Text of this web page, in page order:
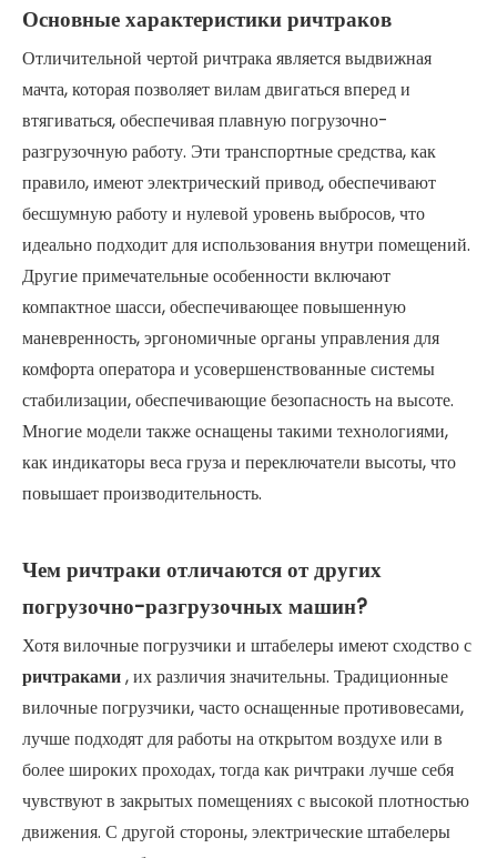
Основные характеристики ричтраков
Отличительной чертой ричтрака является выдвижная
мачта, которая позволяет вилам двигаться вперед и
втягиваться, обеспечивая плавную погрузочно-
разгрузочную работу. Эти транспортные средства, как
правило, имеют электрический привод, обеспечивают
бесшумную работу и нулевой уровень выбросов, что
идеально подходит для использования внутри помещений.
Другие примечательные особенности включают
компактное шасси, обеспечивающее повышенную
маневренность, эргономичные органы управления для
комфорта оператора и усовершенствованные системы
стабилизации, обеспечивающие безопасность на высоте.
Многие модели также оснащены такими технологиями,
как индикаторы веса груза и переключатели высоты, что
повышает производительность.
Чем ричтраки отличаются от других
погрузочно-разгрузочных машин?
Хотя вилочные погрузчики и штабелеры имеют сходство с
ричтраками, их различия значительны. Традиционные
вилочные погрузчики, часто оснащенные противовесами,
лучше подходят для работы на открытом воздухе или в
более широких проходах, тогда как ричтраки лучше себя
чувствуют в закрытых помещениях с высокой плотностью
движения. С другой стороны, электрические штабелеры